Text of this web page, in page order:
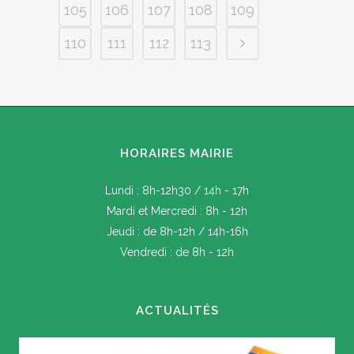
105
106 107 108
109
110
111 112 113
HORAIRES MAIRIE
Lundi : 8h-12h30 / 14h - 17h
Mardi et Mercredi : 8h - 12h
Jeudi : de 8h-12h / 14h-16h
Vendredi : de 8h - 12h
ACTUALITÉS